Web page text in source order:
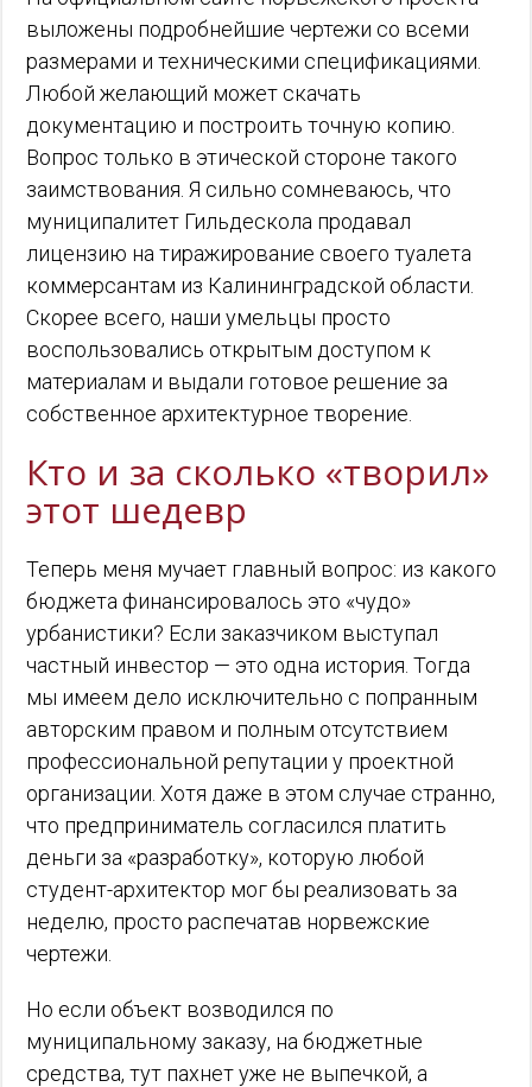
выложены подробнейшие чертежи со всеми
размерами и техническими спецификациями.
Любой желающий может скачать
документацию и построить точную копию.
Вопрос только в этической стороне такого
заимствования. Я сильно сомневаюсь, что
муниципалитет Гильдескола продавал
лицензию на тиражирование своего туалета
коммерсантам из Калининградской области.
Скорее всего, наши умельцы просто
воспользовались открытым доступом к
материалам и выдали готовое решение за
собственное архитектурное творение.
Кто и за сколько «творил»
этот шедевр
Теперь меня мучает главный вопрос: из какого
бюджета финансировалось это «чудо»
урбанистики? Если заказчиком выступал
частный инвестор — это одна история. Тогда
мы имеем дело исключительно с попранным
авторским правом и полным отсутствием
профессиональной репутации у проектной
организации. Хотя даже в этом случае странно,
что предприниматель согласился платить
деньги за «разработку», которую любой
студент-архитектор мог бы реализовать за
неделю, просто распечатав норвежские
чертежи.
Но если объект возводился по
муниципальному заказу, на бюджетные
средства, тут пахнет уже не выпечкой, а